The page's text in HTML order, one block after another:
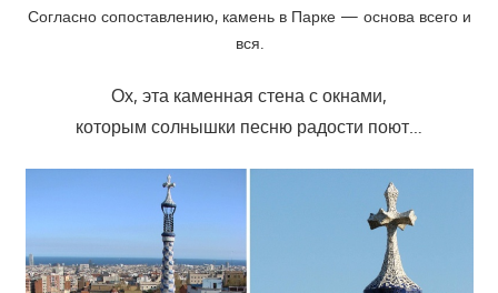
Согласно сопоставлению, камень в Парке — основа всего и
вся.
Ох, эта каменная стена с окнами,
которым солнышки песню радости поют…